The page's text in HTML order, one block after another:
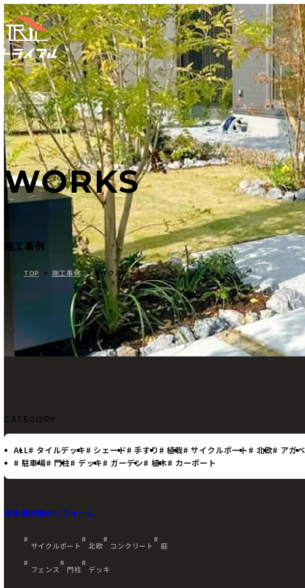
施工事例
WORKS
TOP 施工事例 サイクルポート
CATEGORY
ALL タイルデッキ シェード 手すり 植栽 サイクルポート 北欧 アガベ
駐車場
門柱 デッキ ガーデン 植木 カーポート
北欧風外構のリフォーム
サイクルポート 北欧 コンクリート 庭
フェンス 門柱 デッキ